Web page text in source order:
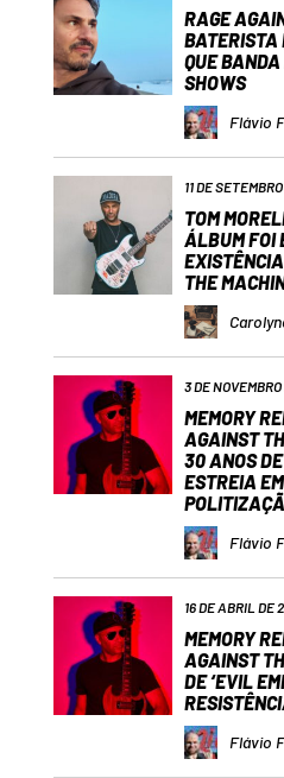
RAGE
QUE
SHOWS
Flávio
11 DE
TOM
ÁLBUM FOI
THE
3 DE
MEMORY
AGAINST
30 ANOS
ESTREIA
Flávio
16 DE ABRIL DE
MEMORY
AGAINST
DE ‘EVIL
Flávio